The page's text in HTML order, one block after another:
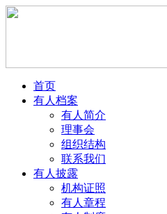
首页
有人档案
有人简介
理事会
组织结构
联系我们
有人披露
机构证照
有人章程